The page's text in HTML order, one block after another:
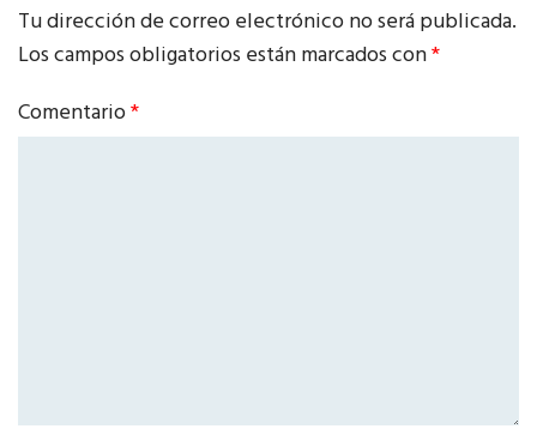
Tu dirección de correo electrónico no será publicada.
Los campos obligatorios están marcados con*
Comentario*